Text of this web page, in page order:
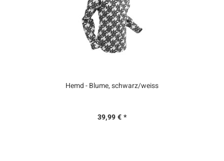
Hemd - Blume, schwarz/weiss
39,99 € *